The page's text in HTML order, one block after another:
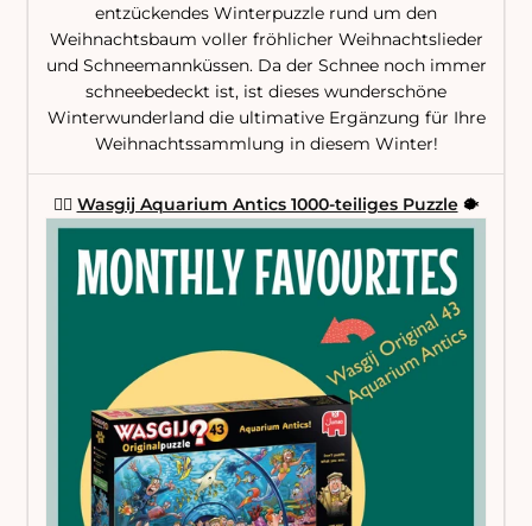
entzückendes Winterpuzzle rund um den
Weihnachtsbaum voller fröhlicher Weihnachtslieder
und Schneemannküssen. Da der Schnee noch immer
schneebedeckt ist, ist dieses wunderschöne
Winterwunderland die ultimative Ergänzung für Ihre
Weihnachtssammlung in diesem Winter!
🧜‍♀️ Wasgij Aquarium Antics 1000-teiliges Puzzle🐡